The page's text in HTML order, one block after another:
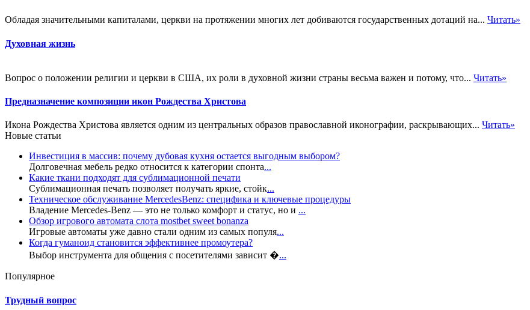
Обладая значительными капиталами, церкви на протяжении многих лет добиваются государственных дотаций на... Читать»
Духовная жизнь
Вопрос о положении религии и церкви в США, их роли в духовной жизни страны весьма важен и потому, что... Читать»
Предназначение композиции икон Рождества Христова
Икона Рождества Христова является одним из центральных образов православной иконографии, раскрывающих... Читать»
Новые статьи
Инвестиция в массив: почему дубовая кухня остается выгодным выбором?
Долговечная мебель редко относится к категории спонта...
Какие ткани подходят для сублимационной печати
Сублимационная печать позволяет получать яркие, стойк...
Техническое обслуживание MercedesBenz: специфика и ключевые процедуры
Владение Mercedes-Benz — это не только комфорт и статус, но и ...
Обзор игрового автомата слота mostbet sweet bonanza
Игровые автоматы уже давно стали одним из самых популя...
Когда гуманоид становится эффективнее промоутера?
Выбор инструмента для общения с посетителями зависит �...
Популярное
Трудный вопрос